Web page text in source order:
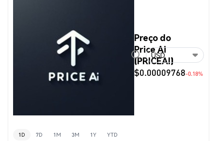
Preço do
Price Ai
(PRICEAI)
$0.00009768-0.18%
USD
1D 7D 1M 3M 1Y YTD